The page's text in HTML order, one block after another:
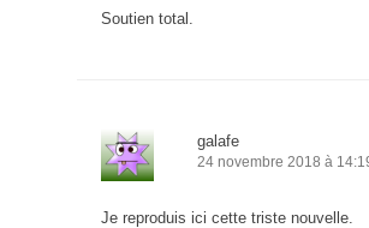
Soutien total.
galafe
24 novembre 2018 à
Je reproduis ici cette triste nouvelle.